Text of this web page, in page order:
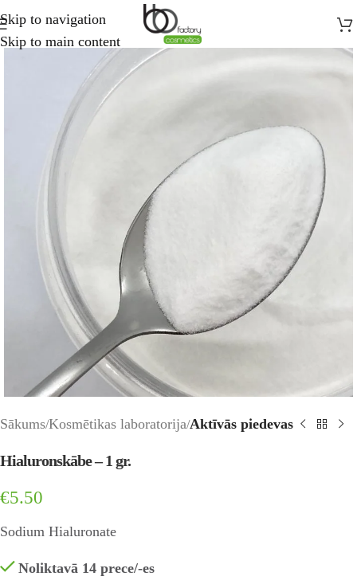
Skip to navigation
Skip to main content
Sākums Kosmētikas laboratorija Aktīvās piedevas
Hialuronskābe – 1 gr.
€5.50
Sodium Hialuronate
Noliktavā 14 prece/-es